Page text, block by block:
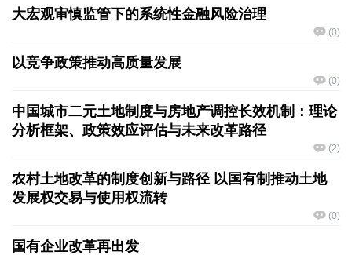
大宏观审慎监管下的系统性金融风险治理
(0)
以竞争政策推动高质量发展
(0)
中国城市二元土地制度与房地产调控长效机制：理论
分析框架、政策效应评估与未来改革路径
(2)
农村土地改革的制度创新与路径 以国有制推动土地
发展权交易与使用权流转
(0)
国有企业改革再出发